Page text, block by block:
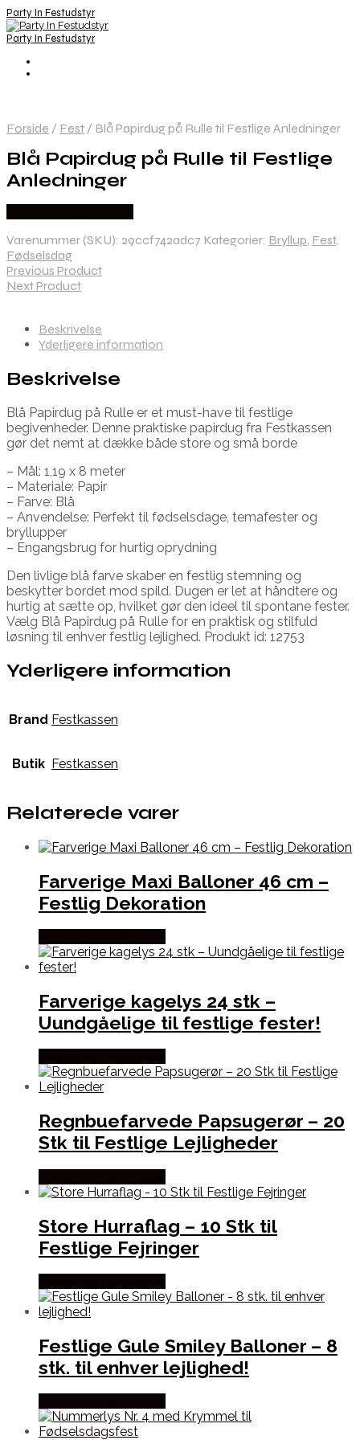
Party In Festudstyr
Party In Festudstyr
Forside / Fest / Blå Papirdug på Rulle til Festlige Anledninger
Blå Papirdug på Rulle til Festlige
Anledninger
Varenummer (SKU): 29ccf742adc7 Kategorier: Bryllup, Fest,
Fødselsdag
Previous Product
Next Product
Beskrivelse
Yderligere information
Beskrivelse
Blå Papirdug på Rulle er et must-have til festlige
begivenheder. Denne praktiske papirdug fra Festkassen
gør det nemt at dække både store og små borde
– Mål: 1,19 x 8 meter
– Materiale: Papir
– Farve: Blå
– Anvendelse: Perfekt til fødselsdage, temafester og
bryllupper
– Engangsbrug for hurtig oprydning
Den livlige blå farve skaber en festlig stemning og
beskytter bordet mod spild. Dugen er let at håndtere og
hurtig at sætte op, hvilket gør den ideel til spontane fester.
Vælg Blå Papirdug på Rulle for en praktisk og stilfuld
løsning til enhver festlig lejlighed. Produkt id: 12753
Yderligere information
Brand Festkassen
Butik Festkassen
Relaterede varer
Farverige Maxi Balloner 46 cm –
Festlig Dekoration
Farverige kagelys 24 stk –
Uundgåelige til festlige fester!
Regnbuefarvede Papsugerør – 20
Stk til Festlige Lejligheder
Store Hurraflag – 10 Stk til
Festlige Fejringer
Festlige Gule Smiley Balloner – 8
stk. til enhver lejlighed!